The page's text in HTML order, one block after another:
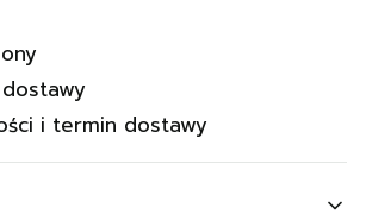
i termin dostawy